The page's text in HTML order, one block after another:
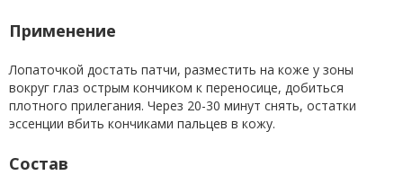
Применение
Лопаточкой достать патчи, разместить на коже у зоны
вокруг глаз острым кончиком к переносице, добиться
плотного прилегания. Через 20-30 минут снять, остатки
эссенции вбить кончиками пальцев в кожу.
Состав